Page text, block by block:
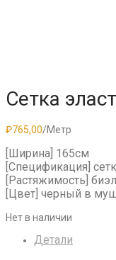
Сетка
₽765,00/Метр
[Ширина] 165см
[Спецификация]
[Растяжимость]
[Цвет] черный в
Нет в наличии
Детали